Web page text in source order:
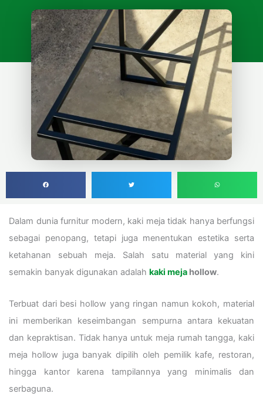
Dalam dunia furnitur modern, kaki meja tidak hanya berfungsi
sebagai penopang, tetapi juga menentukan estetika serta
ketahanan sebuah meja. Salah satu material yang kini
semakin banyak digunakan adalah kaki meja hollow.
Terbuat dari besi hollow yang ringan namun kokoh, material
ini memberikan keseimbangan sempurna antara kekuatan
dan kepraktisan. Tidak hanya untuk meja rumah tangga, kaki
meja hollow juga banyak dipilih oleh pemilik kafe, restoran,
hingga kantor karena tampilannya yang minimalis dan
serbaguna.